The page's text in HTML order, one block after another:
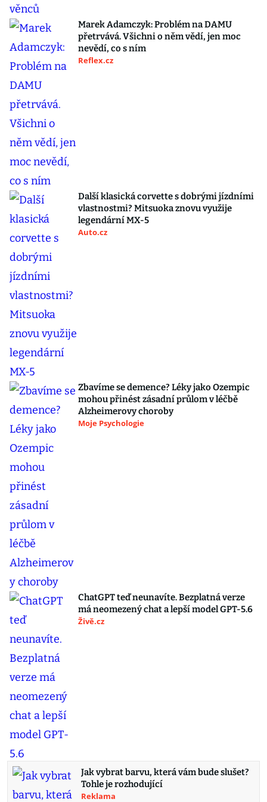
Marek Adamczyk: Problém na DAMU
přetrvává. Všichni o něm vědí, jen moc
nevědí, co s ním
Reflex.cz
Další klasická corvette s dobrými jízdními
vlastnostmi? Mitsuoka znovu využije
legendární MX-5
Auto.cz
Zbavíme se demence? Léky jako Ozempic
mohou přinést zásadní průlom v léčbě
Alzheimerovy choroby
Moje Psychologie
ChatGPT teď neunavíte. Bezplatná verze
má neomezený chat a lepší model GPT-5.6
Živě.cz
Jak vybrat barvu, která vám bude slušet?
Tohle je rozhodující
Reklama